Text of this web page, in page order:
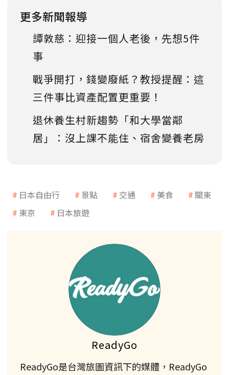
更多新聞報導
譚敦慈：迎接一個人老後，先想5件
事
戰爭開打，錢變廢紙？教授提醒：這
三件事比資產配置更重要！
退休養生村新趨勢「和大學當鄰
居」：沒上課不能住、宿舍變養老房
日本自由行 景點 交通 美食
關東
東京
日本旅遊
ReadyGo
ReadyGo是台灣旅圖資訊下的媒體，ReadyGo